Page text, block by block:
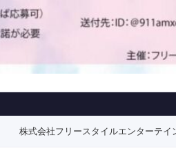
株式会社フリースタイルエンターテイ